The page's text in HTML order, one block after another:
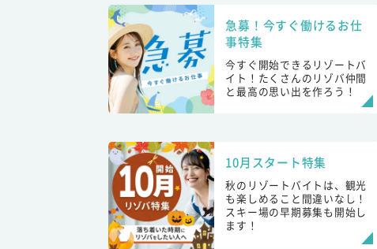
急募！今すぐ働けるお仕
事特集
今すぐ開始できるリゾートバ
イト！たくさんのリゾバ仲間
と最高の思い出を作ろう！
10月スタート特集
秋のリゾートバイトは、観光
も楽しめること間違いなし！
スキー場の早期募集も開始し
ます！